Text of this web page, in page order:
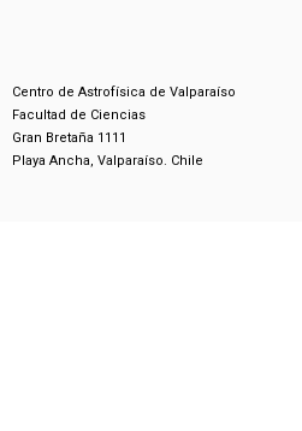
Centro de Astrofísica de Valparaíso
Facultad de Ciencias
Gran Bretaña 1111
Playa Ancha, Valparaíso. Chile